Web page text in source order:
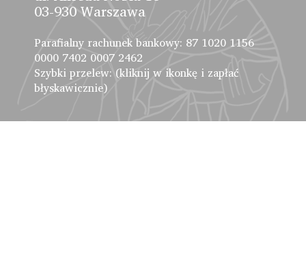
03-930 Warszawa
Parafialny rachunek bankowy: 87 1020 1156
0000 7402 0007 2462
Szybki przelew: (kliknij w ikonkę i zapłać
błyskawicznie)